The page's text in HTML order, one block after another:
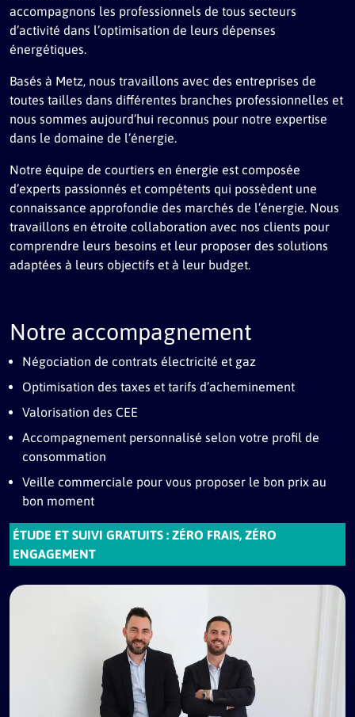
accompagnons les professionnels de tous secteurs
d’activité dans l’optimisation de leurs dépenses
énergétiques.
Basés à Metz, nous travaillons avec des entreprises de
toutes tailles dans différentes branches professionnelles et
nous sommes aujourd’hui reconnus pour notre expertise
dans le domaine de l’énergie.
Notre équipe de courtiers en énergie est composée
d’experts passionnés et compétents qui possèdent une
connaissance approfondie des marchés de l’énergie. Nous
travaillons en étroite collaboration avec nos clients pour
comprendre leurs besoins et leur proposer des solutions
adaptées à leurs objectifs et à leur budget.
Notre accompagnement
Négociation de contrats électricité et gaz
Optimisation des taxes et tarifs d’acheminement
Valorisation des CEE
Accompagnement personnalisé selon votre profil de
consommation
Veille commerciale pour vous proposer le bon prix au
bon moment
ÉTUDE ET SUIVI GRATUITS : ZÉRO FRAIS, ZÉRO
ENGAGEMENT